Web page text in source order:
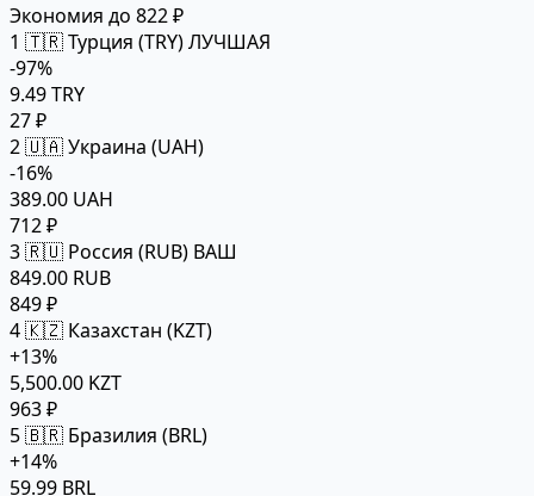
Экономия до 822 ₽
1 🇹🇷 Турция (TRY)ЛУЧШАЯ
-97%
9.49 TRY
27 ₽
2🇺🇦 Украина (UAH)
-16%
389.00 UAH
712 ₽
3🇷🇺 Россия (RUB) ВАШ
849.00 RUB
849 ₽
4🇰🇿 Казахстан (KZT)
+13%
5,500.00 KZT
963 ₽
5🇧🇷 Бразилия (BRL)
+14%
59.99 BRL